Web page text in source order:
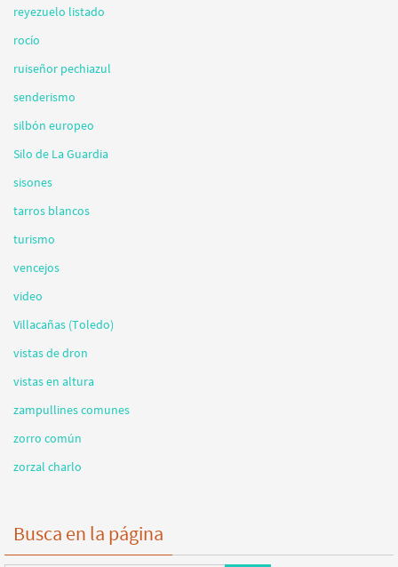
reyezuelo listado
rocío
ruiseñor pechiazul
senderismo
silbón europeo
Silo de La Guardia
sisones
tarros blancos
turismo
vencejos
video
Villacañas (Toledo)
vistas de dron
vistas en altura
zampullines comunes
zorro común
zorzal charlo
Busca en la página